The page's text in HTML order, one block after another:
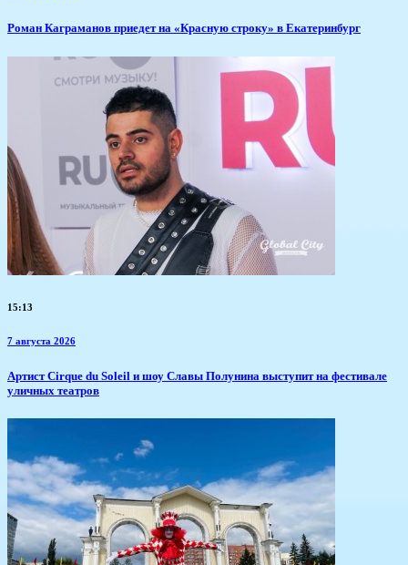
​Роман Каграманов приедет на «Красную строку» в Екатеринбург
15:13
7 августа 2026
Артист Cirque du Soleil и шоу Славы Полунина выступит на фестивале
уличных театров